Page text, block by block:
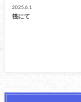
2025.6.1
筏にて